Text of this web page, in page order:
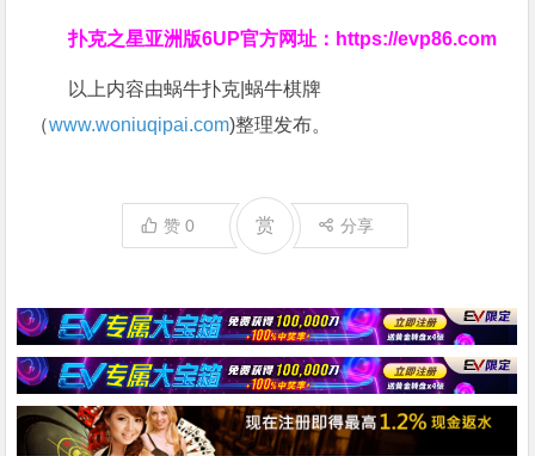
扑克之星亚洲版6UP官方网址： https://evp86.com
以上内容由蜗牛扑克|蜗牛棋牌
（www.woniuqipai.com)整理发布。
赞0 赏 分享